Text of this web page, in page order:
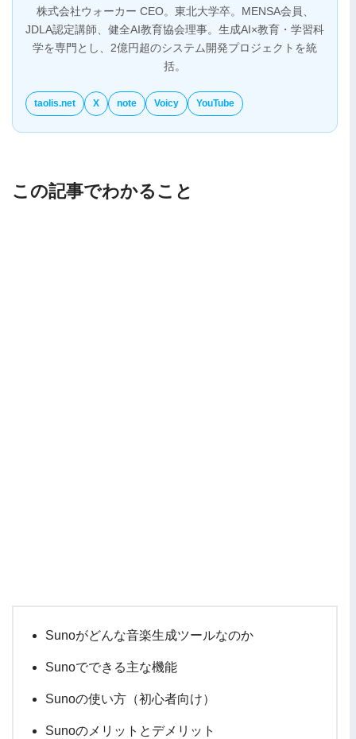
株式会社ウォーカー CEO。東北大学卒。MENSA会員、
JDLA認定講師、健全AI教育協会理事。生成AI×教育・学習科
学を専門とし、2億円超のシステム開発プロジェクトを統
括。
taolis.net X note Voicy YouTube
この記事でわかること
Sunoがどんな音楽生成ツールなのか
Sunoでできる主な機能
Sunoの使い方（初心者向け）
Sunoのメリットとデメリット